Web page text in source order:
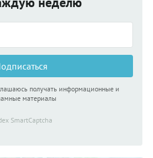
интересные кулинарные
получать информационные и
материалы
SmartCaptcha